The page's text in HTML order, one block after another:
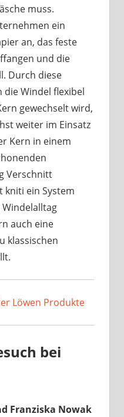
muss.
ein
an, das feste
und die
Durch diese
die Windel flexibel
gewechselt wird,
weiter im Einsatz
Kern in einem
Verschnitt
kniti ein System
auch eine
klassischen
Löwen Produkte
bei
Franziska Nowak